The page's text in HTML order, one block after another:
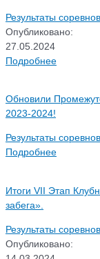
Результаты
Опубликовано:
27.05.2024
Подробнее
Обновили
2023-2024!
Результаты
Подробнее
Итоги VII Этап
забега».
Результаты
Опубликовано: